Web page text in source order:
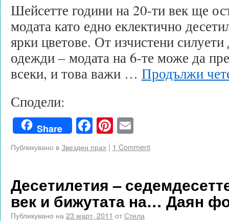
Шейсетте години на 20-ти век ще
модата като едно еклектично
ярки цветове. От изчистени
одежди – модата на 6-те може да
всеки, и това важи … Продължи
Сподели:
Share Facebook
Pinterest
Публикувано вЗвезден прах | 1 Comment
Десетилетия –
век и бижутата на… Даян
Публикувано на 23 март, 2011 отСтела